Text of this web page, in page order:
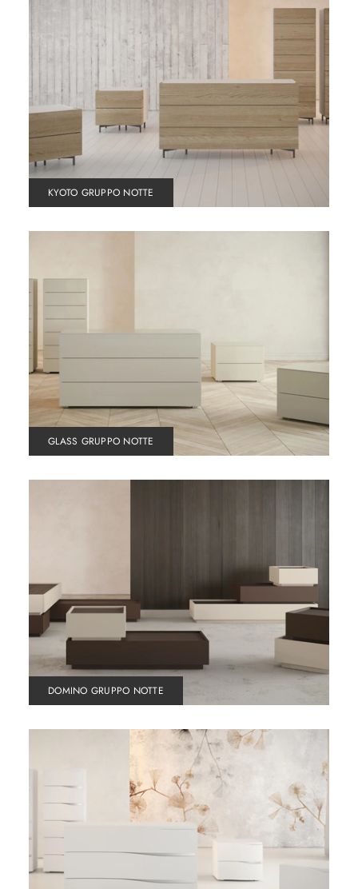
KYOTO GRUPPO NOTTE
GLASS GRUPPO NOTTE
DOMINO GRUPPO NOTTE